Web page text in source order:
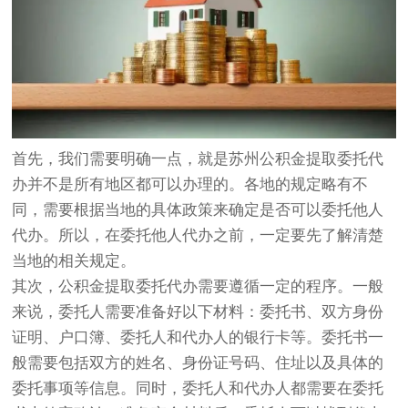
首先，我们需要明确一点，就是苏州公积金提取委托代
办并不是所有地区都可以办理的。各地的规定略有不
同，需要根据当地的具体政策来确定是否可以委托他人
代办。所以，在委托他人代办之前，一定要先了解清楚
当地的相关规定。
其次，公积金提取委托代办需要遵循一定的程序。一般
来说，委托人需要准备好以下材料：委托书、双方身份
证明、户口簿、委托人和代办人的银行卡等。委托书一
般需要包括双方的姓名、身份证号码、住址以及具体的
委托事项等信息。同时，委托人和代办人都需要在委托